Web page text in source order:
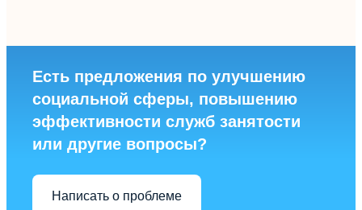
Есть предложения по улучшению
социальной сферы, повышению
эффективности служб занятости
или другие вопросы?
Написать о проблеме